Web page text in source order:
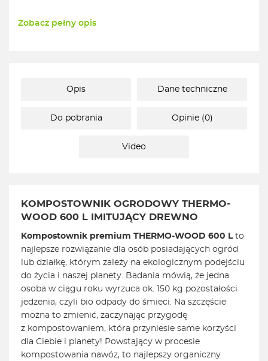
Zobacz pełny opis
Opis Dane techniczne
Do pobrania Opinie (0)
Video
KOMPOSTOWNIK OGRODOWY THERMO-
WOOD 600 L IMITUJĄCY DREWNO
Kompostownik premium THERMO-WOOD 600 L to
najlepsze rozwiązanie dla osób posiadających ogród
lub działkę, którym zależy na ekologicznym podejściu
do życia i naszej planety. Badania mówią, że jedna
osoba w ciągu roku wyrzuca ok. 150 kg pozostałości
jedzenia, czyli bio odpady do śmieci. Na szczęście
można to zmienić, zaczynając przygodę
z kompostowaniem, która przyniesie same korzyści
dla Ciebie i planety! Powstający w procesie
kompostowania nawóz, to najlepszy organiczny